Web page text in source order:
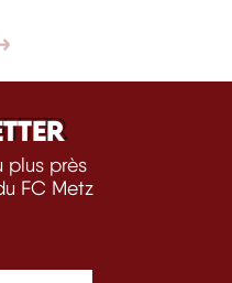
plus près
FC Metz